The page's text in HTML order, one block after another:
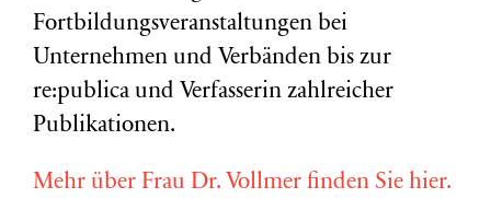
Fortbildungsveranstaltungen bei
Unternehmen und Verbänden bis zur
re:publica und Verfasserin zahlreicher
Publikationen.
Mehr über Frau Dr. Vollmer finden Sie hier.